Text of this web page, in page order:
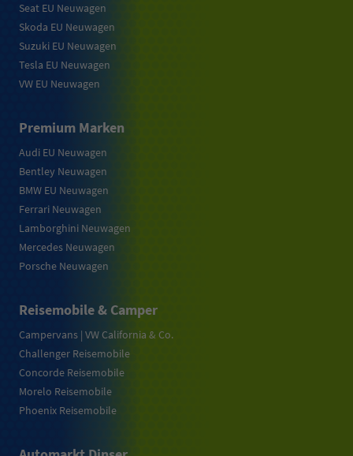
Seat EU Neuwagen
Skoda EU Neuwagen
Suzuki EU Neuwagen
Tesla EU Neuwagen
VW EU Neuwagen
Premium Marken
Audi EU Neuwagen
Bentley Neuwagen
BMW EU Neuwagen
Ferrari Neuwagen
Lamborghini Neuwagen
Mercedes Neuwagen
Porsche Neuwagen
Reisemobile & Camper
Campervans | VW California & Co.
Challenger Reisemobile
Concorde Reisemobile
Morelo Reisemobile
Phoenix Reisemobile